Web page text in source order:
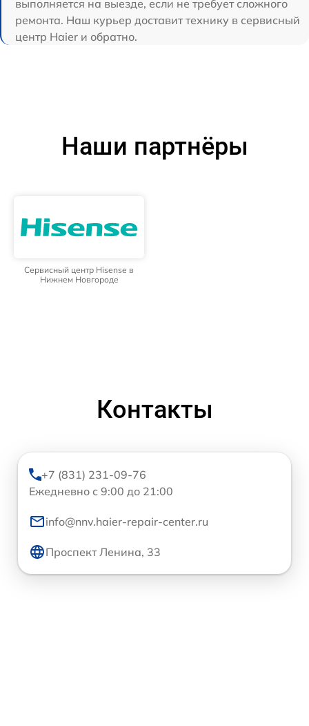
выполняется на выезде, если не требует сложного
ремонта. Наш курьер доставит технику в сервисный
центр Haier и обратно.
Наши партнёры
Сервисный центр Hisense в
Нижнем Новгороде
Контакты
+7 (831) 231-09-76
Ежедневно с 9:00 до 21:00
info@nnv.haier-repair-center.ru
Проспект Ленина, 33